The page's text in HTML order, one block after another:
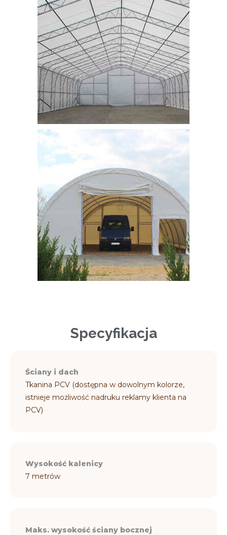
Specyfikacja
Ściany i dach
Tkanina PCV (dostępna w dowolnym kolorze,
istnieje możliwość nadruku reklamy klienta na
PCV)
Wysokość kalenicy
7 metrów
Maks. wysokość ściany bocznej